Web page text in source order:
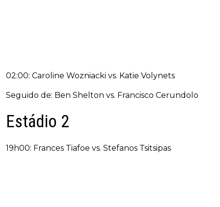
02:00: Caroline Wozniacki vs. Katie Volynets
Seguido de: Ben Shelton vs. Francisco Cerundolo
Estádio 2
19h00: Frances Tiafoe vs. Stefanos Tsitsipas